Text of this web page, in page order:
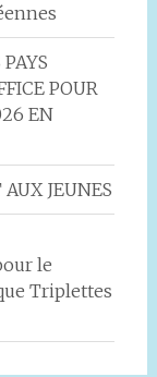
POUR
EN
JEUNES
le
Triplettes